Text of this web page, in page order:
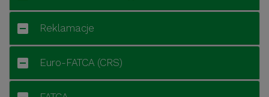
Reklamacje
Euro-FATCA (CRS)